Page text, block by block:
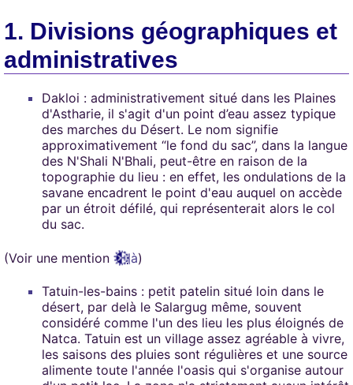
Divisions géographiques et
administratives
Dakloi : administrativement situé dans les Plaines
d'Astharie, il s'agit d'un point d’eau assez typique
des marches du Désert. Le nom signifie
approximativement “le fond du sac”, dans la langue
des N'Shali N'Bhali, peut-être en raison de la
topographie du lieu : en effet, les ondulations de la
savane encadrent le point d'eau auquel on accède
par un étroit défilé, qui représenterait alors le col
du sac.
(Voir une mention là)
Tatuin-les-bains : petit patelin situé loin dans le
désert, par delà le Salargug même, souvent
considéré comme l'un des lieu les plus éloignés de
Natca. Tatuin est un village assez agréable à vivre,
les saisons des pluies sont régulières et une source
alimente toute l'année l'oasis qui s'organise autour